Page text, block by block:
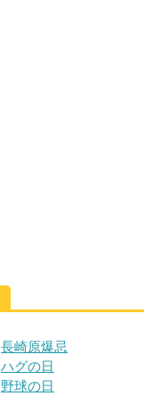
長崎原爆忌
ハグの日
野球の日